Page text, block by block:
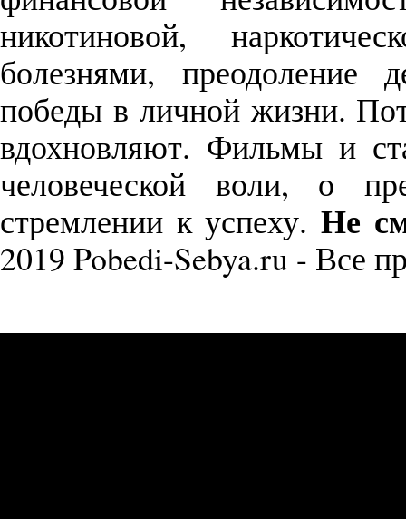
никотиновой,
болезнями, преодоление
победы в личной жизни.
вдохновляют. Фильмы и
человеческой воли, о
стремлении к успеху.Не
2019 Pobedi-Sebya.ru - Все